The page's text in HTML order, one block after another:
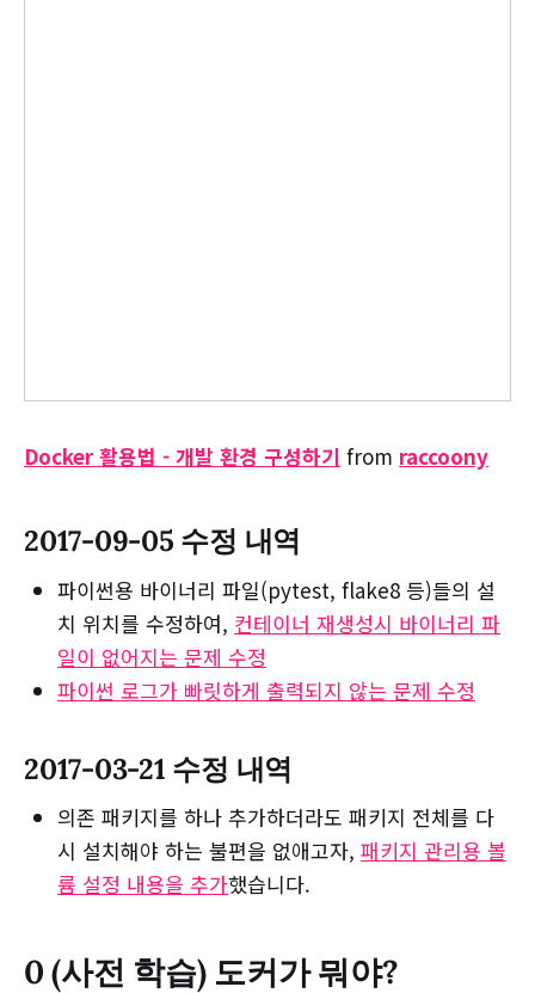
Docker 활용법 - 개발 환경 구성하기 from raccoony
2017-09-05 수정 내역
파이썬용 바이너리 파일(pytest, flake8 등)들의 설
치 위치를 수정하여, 컨테이너 재생성시 바이너리 파
일이 없어지는 문제 수정
파이썬 로그가 빠릿하게 출력되지 않는 문제 수정
2017-03-21 수정 내역
의존 패키지를 하나 추가하더라도 패키지 전체를 다
시 설치해야 하는 불편을 없애고자, 패키지 관리용 볼
륨 설정 내용을 추가했습니다.
0 (사전 학습) 도커가 뭐야?